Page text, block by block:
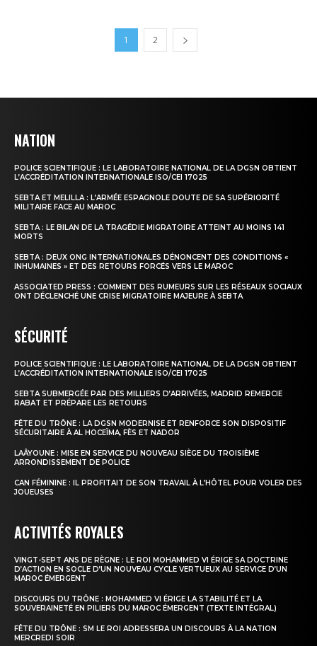
1 2
NATION
POLICE SCIENTIFIQUE : LE LABORATOIRE NATIONAL DE LA DGSN OBTIENT
L’ACCRÉDITATION INTERNATIONALE ISO/CEI 17025
SEBTA ET MELILLA : L’ARMÉE ESPAGNOLE DOUTE DE SA SUPÉRIORITÉ
MILITAIRE FACE AU MAROC
SEBTA : LE BILAN DE LA TRAGÉDIE MIGRATOIRE ATTEINT AU MOINS 141
MORTS
SEBTA : DEUX ONG INTERNATIONALES DÉNONCENT DES CONDITIONS «
INHUMAINES » ET DES RETOURS FORCÉS VERS LE MAROC
ASSOCIATED PRESS : COMMENT DES RUMEURS SUR LES RÉSEAUX SOCIAUX
ONT DÉCLENCHÉ UNE CRISE MIGRATOIRE MAJEURE À SEBTA
SÉCURITÉ
POLICE SCIENTIFIQUE : LE LABORATOIRE NATIONAL DE LA DGSN OBTIENT
L’ACCRÉDITATION INTERNATIONALE ISO/CEI 17025
SEBTA SUBMERGÉE PAR DES MILLIERS D’ARRIVÉES, MADRID REMERCIE
RABAT ET PRÉPARE LES RETOURS
FÊTE DU TRÔNE : LA DGSN MODERNISE ET RENFORCE SON DISPOSITIF
SÉCURITAIRE À AL HOCEÏMA, FÈS ET NADOR
LAÂYOUNE : MISE EN SERVICE DU NOUVEAU SIÈGE DU TROISIÈME
ARRONDISSEMENT DE POLICE
CAN FÉMININE : IL PROFITAIT DE SON TRAVAIL À L’HÔTEL POUR VOLER DES
JOUEUSES
ACTIVITÉS ROYALES
VINGT-SEPT ANS DE RÈGNE : LE ROI MOHAMMED VI ÉRIGE SA DOCTRINE
D’ACTION EN SOCLE D’UN NOUVEAU CYCLE VERTUEUX AU SERVICE D’UN
MAROC ÉMERGENT
DISCOURS DU TRÔNE : MOHAMMED VI ÉRIGE LA STABILITÉ ET LA
SOUVERAINETÉ EN PILIERS DU MAROC ÉMERGENT (TEXTE INTÉGRAL)
FÊTE DU TRÔNE : SM LE ROI ADRESSERA UN DISCOURS À LA NATION
MERCREDI SOIR